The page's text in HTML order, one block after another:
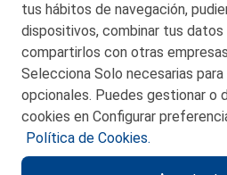
CONTACTO
MAPA WEB
POLITICA DE
tus hábitos de navegación,
dispositivos, combinar tus datos
compartirlos con otras
Selecciona Solo necesarias
opcionales. Puedes gestionar o
cookies en Configurar
Política de Cookies.